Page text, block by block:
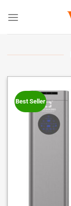
qua
Best Seller